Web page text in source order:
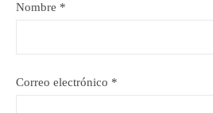
Nombre *
Correo electrónico *